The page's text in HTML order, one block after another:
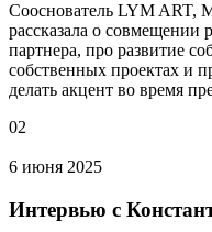
Сооснователь LYM ART,
рассказала о совмещении
партнера, про развитие
собственных проектах и
делать акцент во время
02
6 июня 2025
Интервью с